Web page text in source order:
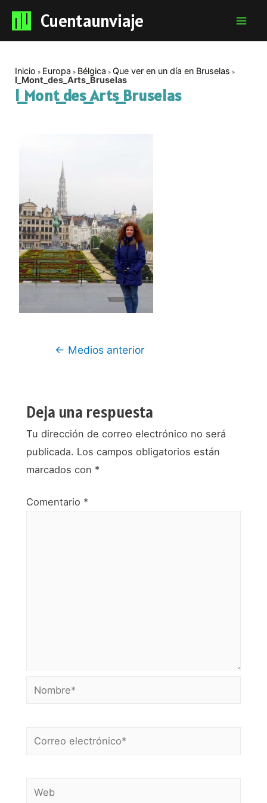
Cuentaunviaje
Inicio Europa Bélgica
Que ver en un día en Bruselas
l_Mont_des_Arts_Bruselas
l_Mont_des_Arts_Bruselas
Navegación
← Medios anterior
Deja una respuesta
Tu dirección de correo electrónico no será
publicada. Los campos obligatorios están
marcados con *
Comentario *
Nombre*
Correo
Web